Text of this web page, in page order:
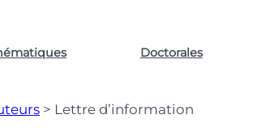
Doctorales
> Lettre d’information